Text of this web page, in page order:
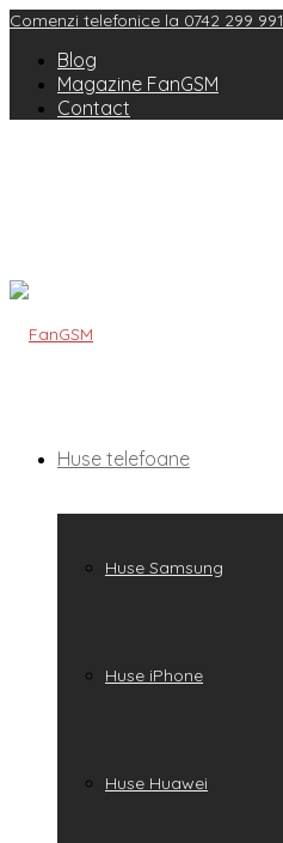
Comenzi telefonice la 0742 299 991
Blog
Magazine FanGSM
Contact
Huse telefoane
Huse Samsung
Huse iPhone
Huse Huawei